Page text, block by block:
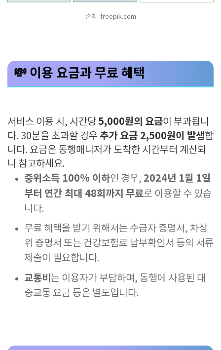
출처: freepik.com
💸 이용 요금과 무료 혜택
서비스 이용 시, 시간당5,000원의 요금이 부과됩니
다. 30분을 초과할 경우 추가 요금 2,500원이 발생합
니다. 요금은 동행매니저가 도착한 시간부터 계산되
니 참고하세요.
중위소득 100% 이하인 경우, 2024년 1월 1일
부터 연간 최대 48회까지 무료로 이용할 수 있습
니다.
무료 혜택을 받기 위해서는 수급자 증명서, 차상
위 증명서 또는 건강보험료 납부확인서 등의 서류
제출이 필요합니다.
교통비 는 이용자가 부담하며, 동행에 사용된 대
중교통 요금 등은 별도입니다.